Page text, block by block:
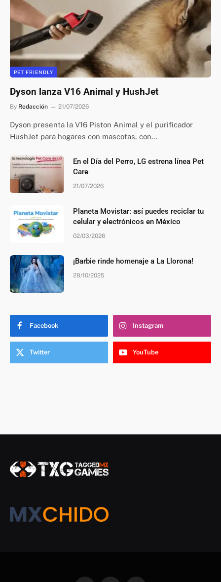
PET FRIENDLY
Dyson lanza V16 Animal y HushJet
By Redacción 21/07/2026
Dyson presenta la V16 Piston Animal y el purificador
HushJet para hogares con mascotas, con…
En el Día del Perro, LG estrena línea Pet
Care
21/07/2026
Planeta Movistar: así puedes reciclar tu
celular y electrónicos en México
02/03/2026
¡Barbie rinde homenaje a La Llorona!
28/10/2025
Facebook Instagram
Twitter YouTube